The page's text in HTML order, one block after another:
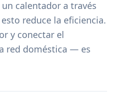
calentador a través
reduce la eficiencia.
y conectar el
red doméstica — es